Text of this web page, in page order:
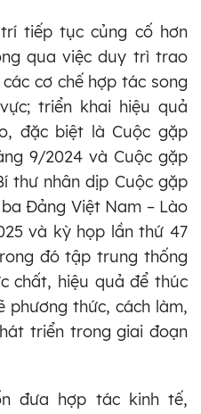
tiếp tục củng cố hơn
qua việc duy trì trao
cơ chế hợp tác song
triển khai hiệu quả
đặc biệt là Cuộc gặp
9/2024 và Cuộc gặp
thư nhân dịp Cuộc gặp
Đảng Việt Nam – Lào
và kỳ họp lần thứ 47
đó tập trung thống
chất, hiệu quả để thúc
phương thức, cách làm,
triển trong giai đoạn
đưa hợp tác kinh tế,